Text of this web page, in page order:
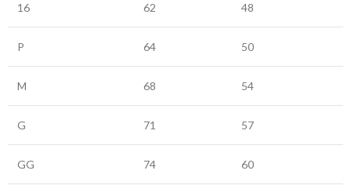
16 62 48
P 64 50
M 68 54
G 71 57
GG 74 60